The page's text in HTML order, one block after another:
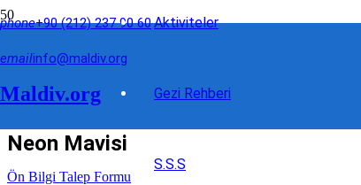
phone+90 (212) 237 90 60
emailinfo@maldiv.org
Maldiv.org
Aktiviteler
Gezi Rehberi
S.S.S
Neon Mavisi
Ön Bilgi Talep Formu